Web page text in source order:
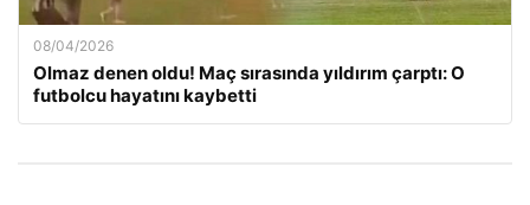
08/04/2026
Olmaz denen oldu! Maç sırasında yıldırım çarptı: O
futbolcu hayatını kaybetti